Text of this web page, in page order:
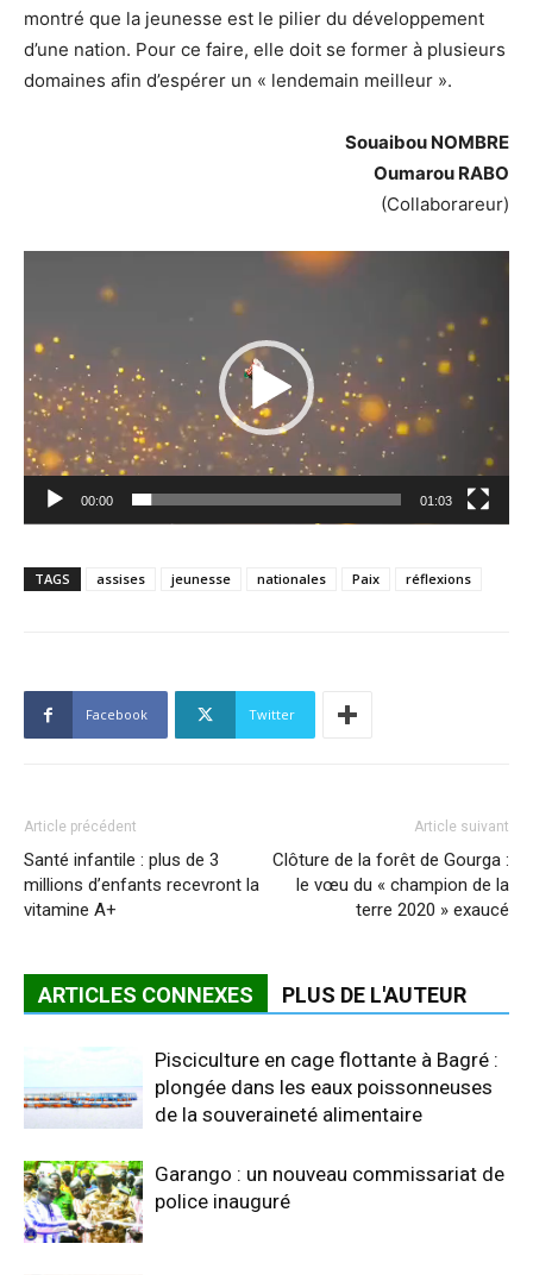
montré que la jeunesse est le pilier du développement
d’une nation. Pour ce faire, elle doit se former à plusieurs
domaines afin d’espérer un « lendemain meilleur ».
Souaibou NOMBRE
Oumarou RABO
(Collaborareur)
Lecteur
00:00 01:03
TAGS assises jeunesse nationales Paix réflexions
Facebook Twitter
Article précédent
Santé infantile : plus de 3
millions d’enfants recevront la
vitamine A+
Article suivant
Clôture de la forêt de Gourga :
le vœu du « champion de la
terre 2020 » exaucé
ARTICLES CONNEXES PLUS DE L'AUTEUR
Pisciculture en cage flottante à Bagré :
plongée dans les eaux poissonneuses
de la souveraineté alimentaire
Garango : un nouveau commissariat de
police inauguré